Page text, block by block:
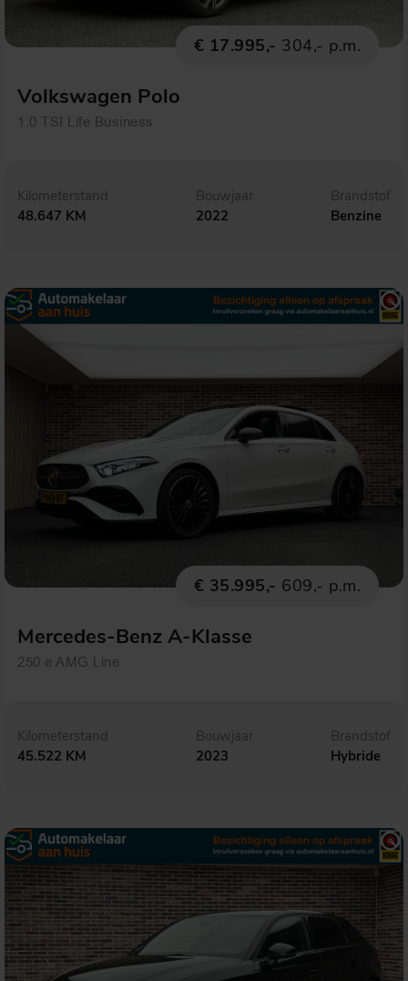
€ 17.995,- 304,- p.m.
Volkswagen Polo
1.0 TSI Life Business
Kilometerstand
48.647 KM
Bouwjaar
2022
Brandstof
Benzine
€ 35.995,- 609,- p.m.
Mercedes-Benz A-Klasse
250 e AMG Line
Kilometerstand
45.522 KM
Bouwjaar
2023
Brandstof
Hybride